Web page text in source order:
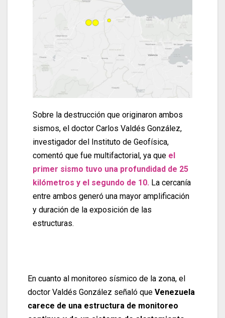
Sobre la destrucción que originaron ambos
sismos, el doctor Carlos Valdés González,
investigador del Instituto de Geofísica,
comentó que fue multifactorial, ya que el
primer sismo tuvo una profundidad de 25
kilómetros y el segundo de 10. La cercanía
entre ambos generó una mayor amplificación
y duración de la exposición de las
estructuras.
En cuanto al monitoreo sísmico de la zona, el
doctor Valdés González señaló que Venezuela
carece de una estructura de monitoreo